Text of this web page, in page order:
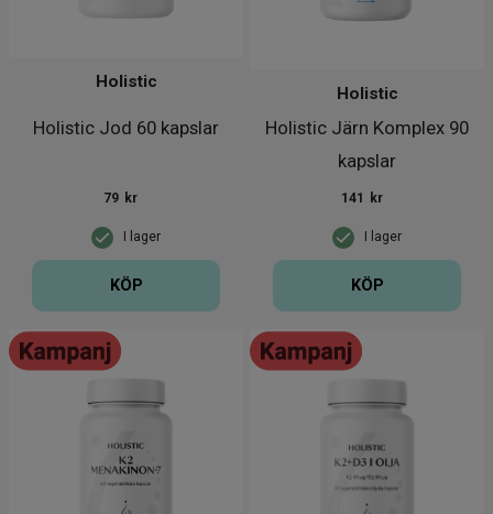
Holistic Jod 60 kapslar
Holistic
I lager
79 kr
KÖP
Holistic Järn Komplex 90
kapslar
Holistic
I lager
141 kr
KÖP